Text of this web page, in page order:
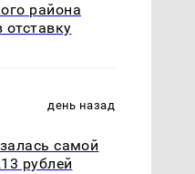
района
день назад
самой
рублей